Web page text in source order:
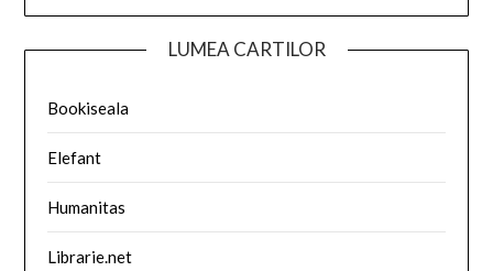
LUMEA CARTILOR
Bookiseala
Elefant
Humanitas
Librarie.net